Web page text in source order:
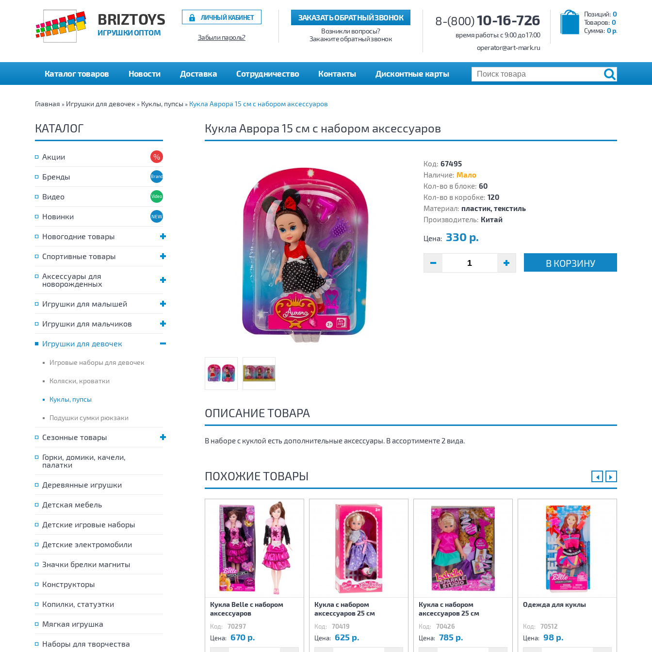
BRIZTOYS
ИГРУШКИ ОПТОМ
Позиций: 0
Товаров: 0
Сумма: 0 р.
8-(800)10-16-726
время работы: c 9:00 до 17:00
operator@art-mark.ru
ЗАКАЗАТЬ ОБРАТНЫЙ ЗВОНОК
Возникли вопросы?
Закажите обратный звонок
ЛИЧНЫЙ КАБИНЕТ
Забыли пароль?
Каталог товаров Новости Доставка Сотрудничество Контакты Дисконтные карты
Главная » Игрушки для девочек » Куклы, пупсы » Кукла Аврора 15 см с набором аксессуаров
КАТАЛОГ
Акции
Бренды
Видео
Новинки
Новогодние товары
Спортивные товары
Аксессуары для
новорожденных
Игрушки для малышей
Игрушки для мальчиков
Игрушки для девочек
Игровые наборы для девочек
Коляски, кроватки
Куклы, пупсы
Подушки сумки рюкзаки
Сезонные товары
Горки, домики, качели,
палатки
Деревянные игрушки
Детская мебель
Детские игровые наборы
Детские электромобили
Значки брелки магниты
Конструкторы
Копилки, статуэтки
Мягкая игрушка
Наборы для творчества
Кукла Аврора 15 см с набором аксессуаров
Код: 67495
Наличие: Мало
Кол-во в блоке: 60
Кол-во в коробке: 120
Материал: пластик, текстиль
Производитель: Китай
Цена: 330 р.
В КОРЗИНУ
ОПИСАНИЕ ТОВАРА
В наборе с куклой есть дополнительные аксессуары. В ассортименте 2 вида.
ПОХОЖИЕ ТОВАРЫ
Одежда для куклы
70513
Пупс-девочка в шаре 10
Кукла Belle с набором
аксесcуаров
Код: 70297
Цена: 670 р.
Кукла с набором
аксессуаров 25 см
Код: 70419
Цена: 625 р.
Кукла с набором
аксессуаров 25 см
Код: 70426
Цена: 785 р.
Одежда для куклы
Код: 70512
Цена: 98 р.